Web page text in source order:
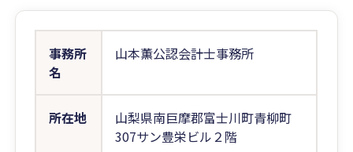
事務所
名
山本薫公認会計士事務所
所在地
山梨県南巨摩郡富士川町青柳町
307サン豊栄ビル２階